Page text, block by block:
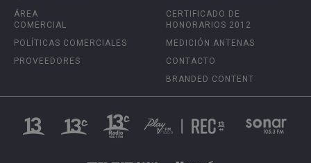
ÁREA
COMERCIAL
POLÍTICAS COMERCIALES
PROVEEDORES
CERTIFICADO DE
HONORARIOS 2012
MEDICIÓN ANTENAS
CONTACTO
BRANDED CONTENT